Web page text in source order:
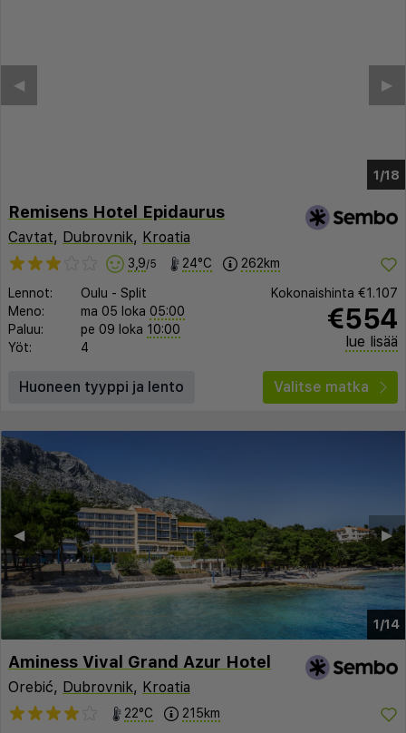
1/12
▶︎
◀︎
Remisens Hotel Epidaurus
Cavtat, Dubrovnik, Kroatia
3,9/5 24°C 262km
Lennot: Oulu - Split
Meno:
ma 05 loka 05:00
Paluu:
pe 09 loka 10:00
Yöt:
4
Kokonaishinta €1.107
€554
lue lisää
Huoneen tyyppi ja lento Valitse matka
1/14
▶︎
◀︎
Aminess Vival Grand Azur Hotel
Orebić, Dubrovnik, Kroatia
22°C
215km